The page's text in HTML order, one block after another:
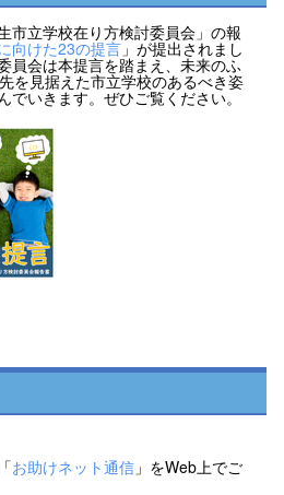
市立学校在り方検討委員会」の報
向けた23の提言」が提出されまし
員会は本提言を踏まえ、未来のふ
を見据えた市立学校のあるべき姿
でいきます。ぜひご覧ください。
お助けネット通信 」をWeb上でご